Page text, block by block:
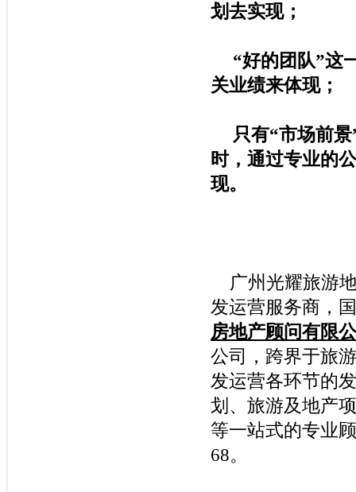
划去实现；
“好的团队”这
关业绩来体现；
只有“市场前景
时，通过专业的
现。
广州光耀旅游
发运营服务商，
房地产顾问有限
公司，跨界于旅
发运营各环节的
划、旅游及地产
等一站式的专业
68。